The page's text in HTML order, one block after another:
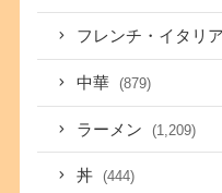
フレンチ・イタリ
中華 (879)
ラーメン (1,209)
丼 (444)